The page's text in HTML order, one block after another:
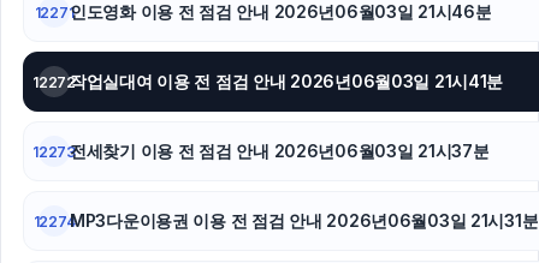
이혼변호사
이혼전문변호사
12271인도영화 이용 전 점검 안내 2026년06월03일 21시46분
12272작업실대여 이용 전 점검 안내 2026년06월03일 21시41분
12273전세찾기 이용 전 점검 안내 2026년06월03일 21시37분
12274MP3다운이용권 이용 전 점검 안내 2026년06월03일 21시31분